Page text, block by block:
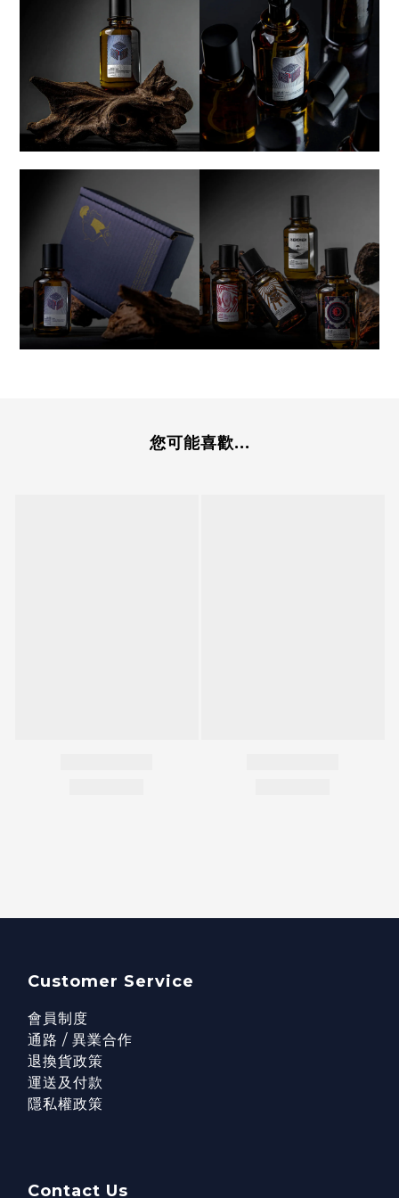
您可能喜歡...
Customer Service
會員制度
通路 / 異業合作
退換貨政策
運送及付款
隱私權政策
Contact Us